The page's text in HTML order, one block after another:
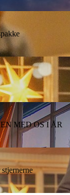
MED OS I ÅR